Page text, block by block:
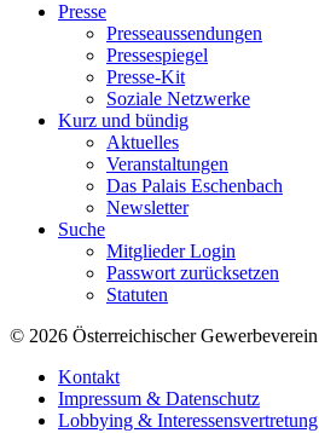
Presse
Presseaussendungen
Pressespiegel
Presse-Kit
Soziale Netzwerke
Kurz und bündig
Aktuelles
Veranstaltungen
Das Palais Eschenbach
Newsletter
Suche
Mitglieder Login
Passwort zurücksetzen
Statuten
© 2026 Österreichischer Gewerbeverein
Kontakt
Impressum & Datenschutz
Lobbying & Interessensvertretung